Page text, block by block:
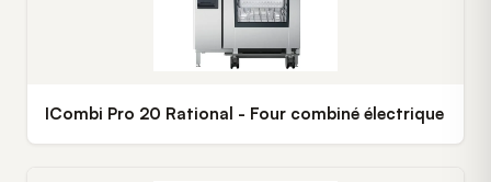
ICombi Pro 20 Rational - Four combiné électrique